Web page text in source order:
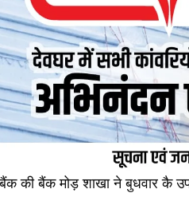
की बैंक मोड़ शाखा ने बुधवार कै